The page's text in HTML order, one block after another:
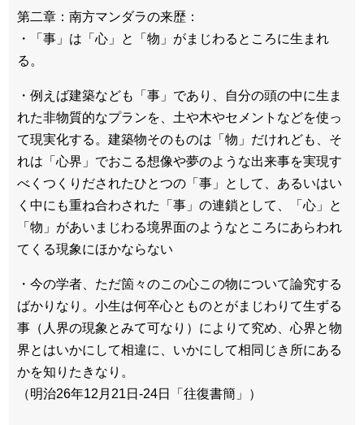
第二章：南方マンダラの来歴：
・「事」は「心」と「物」がまじわるところに生まれ
る。
・例えば建築なども「事」であり、自分の頭の中に生ま
れた非物質的なプランを、土や木やセメントなどを使っ
て現実化する。建築物そのものは「物」だけれども、そ
れは「心界」でおこる想像や夢のような出来事を実現す
べくつくりだされたひとつの「事」として、あるいはい
く中にも重ね合わされた「事」の連鎖として、「心」と
「物」があいまじわる境界面のようなところにあらわれ
てくる現象にほかならない
・今の学者、ただ箇々のこの心この物について論究する
ばかりなり。小生は何卒心とものとがまじわりて生ずる
事（人界の現象とみて可なり）によりて究め、心界と物
界とはいかにして相違に、いかにして相同じき所にある
かを知りたきなり。
（明治26年12月21日-24日「往復書簡」）